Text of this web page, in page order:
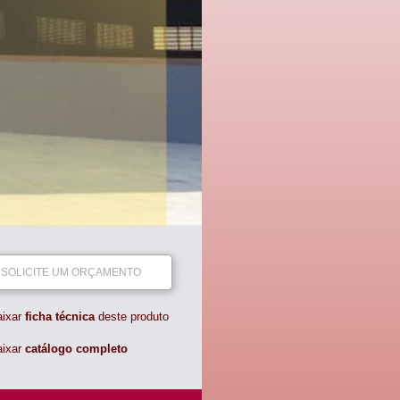
SOLICITE UM ORÇAMENTO
ficha técnicadeste produto
catálogo completo